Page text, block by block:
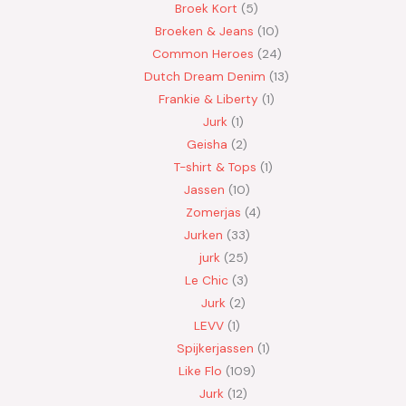
Broek Kort 5
Broeken & Jeans 10
Common Heroes 24
Dutch Dream Denim 13
Frankie & Liberty 1
Jurk 1
Geisha 2
T-shirt & Tops 1
Jassen 10
Zomerjas 4
Jurken 33
jurk 25
Le Chic 3
Jurk 2
LEVV 1
Spijkerjassen 1
Like Flo 109
Jurk 12